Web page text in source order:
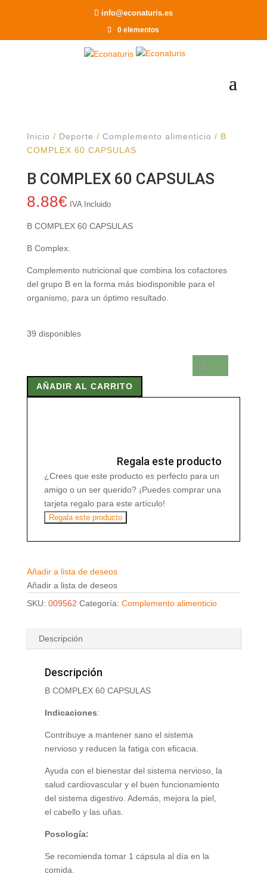
info@econaturis.es
0 elementos
Inicio / Deporte / Complemento alimenticio / B
COMPLEX 60 CAPSULAS
B COMPLEX 60 CAPSULAS
8.88€ IVA Incluido
B COMPLEX 60 CAPSULAS
B Complex.
Complemento nutricional que combina los cofactores
del grupo B en la forma más biodisponible para el
organismo, para un óptimo resultado.
39 disponibles
COMPLEX
AÑADIR AL CARRITO
Regala este producto
¿Crees que este producto es perfecto para un
amigo o un ser querido? ¡Puedes comprar una
tarjeta regalo para este artículo!
Regala este producto
Añadir a lista de deseos
Añadir a lista de deseos
SKU: 009562 Categoría: Complemento alimenticio
Descripción
Descripción
B COMPLEX 60 CAPSULAS
Indicaciones:
Contribuye a mantener sano el sistema
nervioso y reducen la fatiga con eficacia.
Ayuda con el bienestar del sistema nervioso, la
salud cardiovascular y el buen funcionamiento
del sistema digestivo. Además, mejora la piel,
el cabello y las uñas.
Posología:
Se recomienda tomar 1 cápsula al día en la
comida.